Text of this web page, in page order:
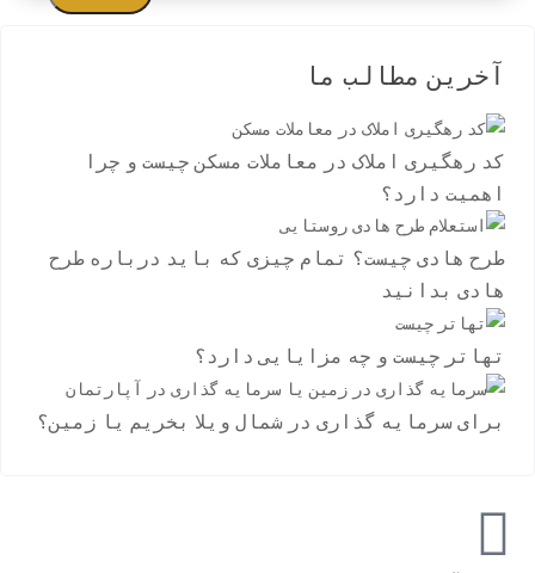
آخرین مطالب ما
کد رهگیری املاک در معاملات مسکن چیست و چرا
اهمیت دارد؟
طرح هادی چیست؟ تمام چیزی که باید درباره طرح
هادی بدانید
تهاتر چیست و چه مزایایی دارد؟
برای سرمایه گذاری در شمال ویلا بخریم یا زمین؟